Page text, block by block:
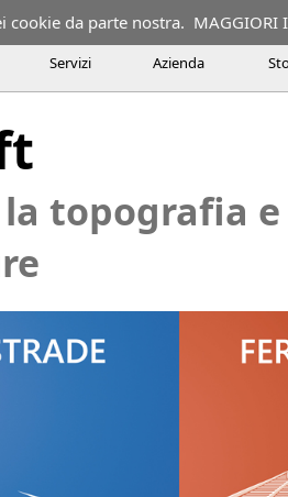
Servizi Azienda
e idraulica, Software BIM per le
tradizionale e BIM con
Roads
topografia e
cookie da parte nostra. MAGGIORI